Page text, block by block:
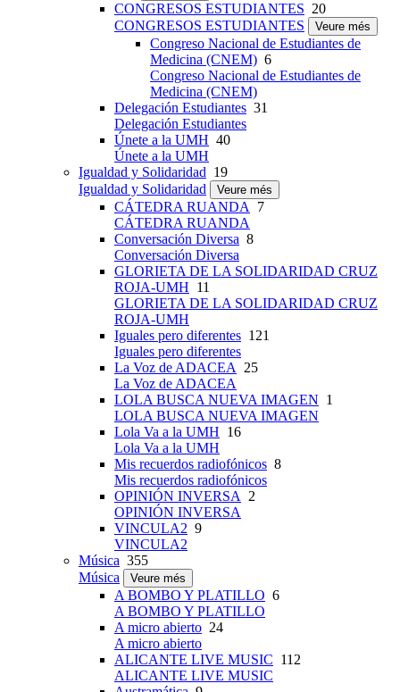
CONGRESOS ESTUDIANTES 20
CONGRESOS ESTUDIANTES
Veure més
Congreso Nacional de Estudiantes de
Medicina (CNEM) 6
Congreso Nacional de Estudiantes de
Medicina (CNEM)
Delegación Estudiantes 31
Delegación Estudiantes
Únete a la UMH 40
Únete a la UMH
Igualdad y Solidaridad 19
Igualdad y Solidaridad
Veure més
CÁTEDRA RUANDA 7
CÁTEDRA RUANDA
Conversación Diversa 8
Conversación Diversa
GLORIETA DE LA SOLIDARIDAD CRUZ
ROJA-UMH 11
GLORIETA DE LA SOLIDARIDAD CRUZ
ROJA-UMH
Iguales pero diferentes 121
Iguales pero diferentes
La Voz de ADACEA 25
La Voz de ADACEA
LOLA BUSCA NUEVA IMAGEN 1
LOLA BUSCA NUEVA IMAGEN
Lola Va a la UMH 16
Lola Va a la UMH
Mis recuerdos radiofónicos 8
Mis recuerdos radiofónicos
OPINIÓN INVERSA 2
OPINIÓN INVERSA
VINCULA2 9
VINCULA2
Música 355
Música
Veure més
A BOMBO Y PLATILLO 6
A BOMBO Y PLATILLO
A micro abierto 24
A micro abierto
ALICANTE LIVE MUSIC 112
ALICANTE LIVE MUSIC